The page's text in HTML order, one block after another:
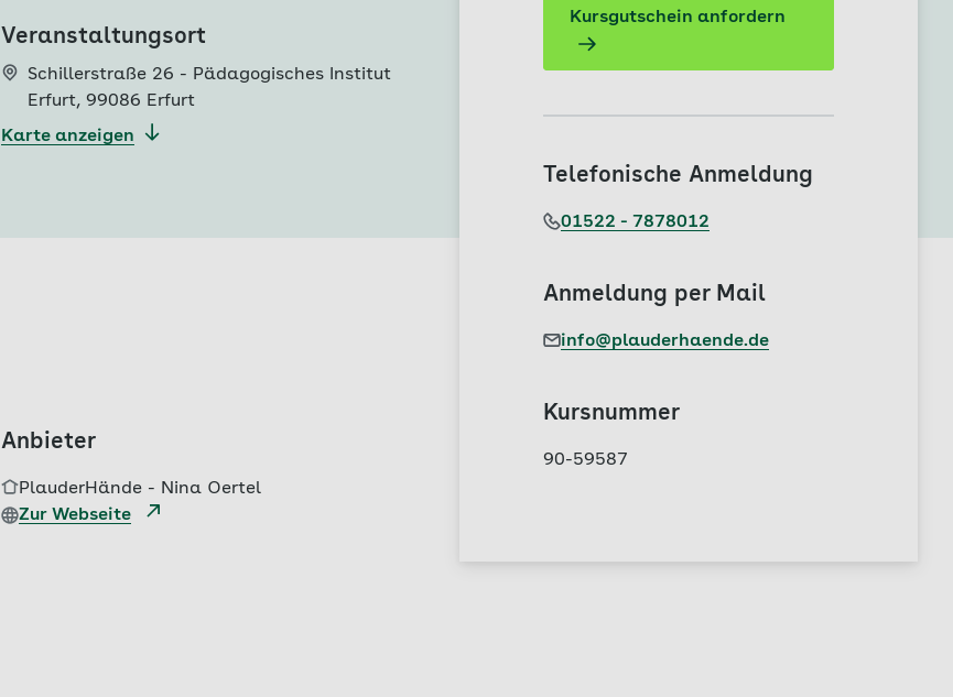
Veranstaltungsort
Schillerstraße 26 - Pädagogisches Institut
Erfurt, 99086 Erfurt
Karte anzeigen
Kursgutschein anfordern
Telefonische Anmeldung
01522 - 7878012
Anmeldung per Mail
info@plauderhaende.de
Kursnummer
90-59587
Anbieter
PlauderHände - Nina Oertel
Zur Webseite